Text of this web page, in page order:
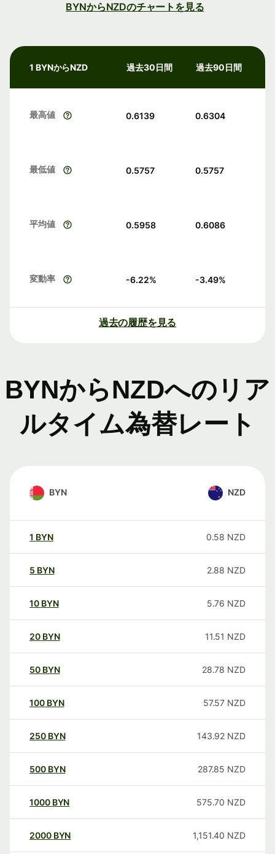
BYNからNZDのチャートを見る
1 BYNからNZD 過去30日間 過去90日間
最高値 0.6139 0.6304
最低値 0.5757 0.5757
平均値 0.5958 0.6086
変動率 -6.22% -3.49%
過去の履歴を見る
BYNからNZDへのリア
ルタイム為替レート
BYN NZD
1 BYN 0.58 NZD
5 BYN 2.88 NZD
10 BYN 5.76 NZD
20 BYN 11.51 NZD
50 BYN 28.78 NZD
100 BYN 57.57 NZD
250 BYN 143.92 NZD
500 BYN 287.85 NZD
1000 BYN 575.70 NZD
2000 BYN 1,151.40 NZD